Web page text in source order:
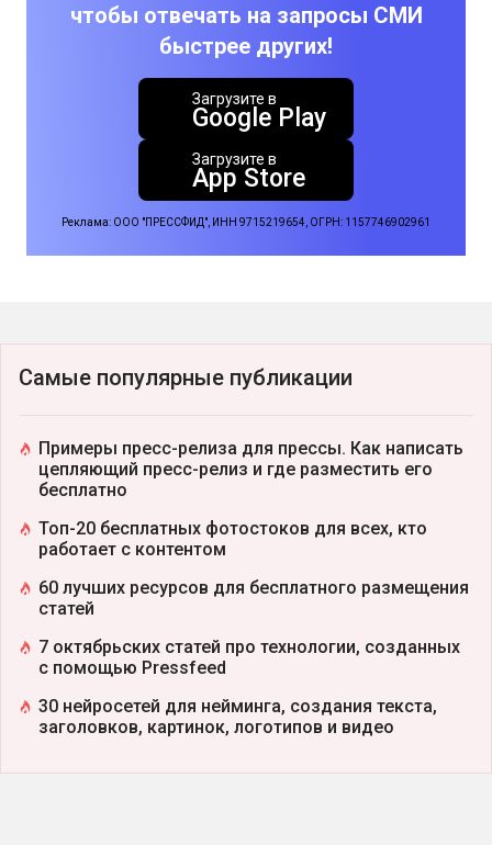
чтобы отвечать на запросы СМИ
быстрее других!
Загрузите в
Google Play
Загрузите в
App Store
Реклама: ООО "ПРЕССФИД", ИНН 9715219654, ОГРН: 1157746902961
Самые популярные публикации
Примеры пресс-релиза для прессы. Как написать
цепляющий пресс-релиз и где разместить его
бесплатно
Топ-20 бесплатных фотостоков для всех, кто
работает с контентом
60 лучших ресурсов для бесплатного размещения
статей
7 октябрьских статей про технологии, созданных
с помощью Pressfeed
30 нейросетей для нейминга, создания текста,
заголовков, картинок, логотипов и видео